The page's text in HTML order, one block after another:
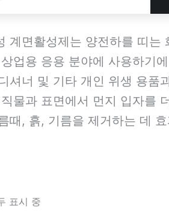
계면활성제는 양전하를 띠
업용 응용 분야에 사용하기
셔너 및 기타 개인 위생 용품
물과 표면에서 먼지 입자를
때, 흙, 기름을 제거하는 데
표시 중